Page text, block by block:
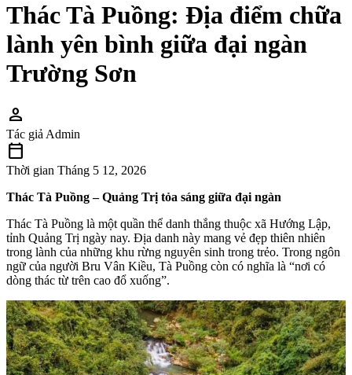
Thác Tà Puồng: Địa điểm chữa
lành yên bình giữa đại ngàn
Trường Sơn
person
Tác giả Admin
calendar_today
Thời gian Tháng 5 12, 2026
Thác Tà Puồng – Quảng Trị tỏa sáng giữa đại ngàn
Thác Tà Puồng là một quần thể danh thắng thuộc xã Hướng Lập,
tỉnh Quảng Trị ngày nay. Địa danh này mang vẻ đẹp thiên nhiên
trong lành của những khu rừng nguyên sinh trong trẻo. Trong ngôn
ngữ của người Bru Vân Kiều, Tà Puồng còn có nghĩa là “nơi có
dòng thác từ trên cao đổ xuống”.